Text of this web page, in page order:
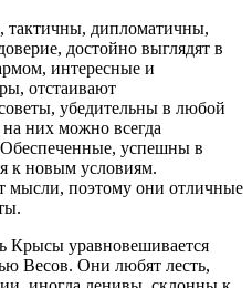
тактичны, дипломатичны,
достойно выглядят в
интересные и
отстаивают
убедительны в любой
них можно всегда
успешны в
к новым условиям.
мысли, поэтому они отличные
Крысы уравновешивается
Весов. Они любят лесть,